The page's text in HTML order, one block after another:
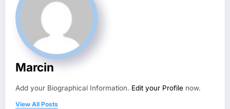
Marcin
Add your Biographical Information. Edit your Profile now.
View All Posts